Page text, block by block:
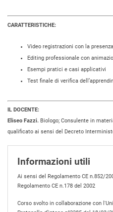
CARATTERISTICHE:
Video registrazioni con la
Editing professionale con
Esempi pratici e casi applicativi
Test finale di verifica
IL DOCENTE:
Eliseo Fazzi. Biologo; Consulente in
qualificato ai sensi del Decreto
Informazioni utili
Ai sensi del Regolamento CE n.852/
Regolamento CE n.178 del 2002
Corso svolto in collaborazione con